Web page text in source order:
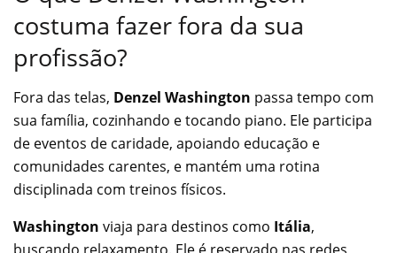
costuma fazer fora da sua
profissão?
Fora das telas, Denzel Washington passa tempo com
sua família, cozinhando e tocando piano. Ele participa
de eventos de caridade, apoiando educação e
comunidades carentes, e mantém uma rotina
disciplinada com treinos físicos.
Washington viaja para destinos como Itália,